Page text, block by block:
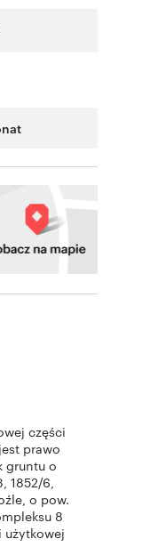
części
prawo
gruntu o
1852/6,
o pow.
8
użytkowej